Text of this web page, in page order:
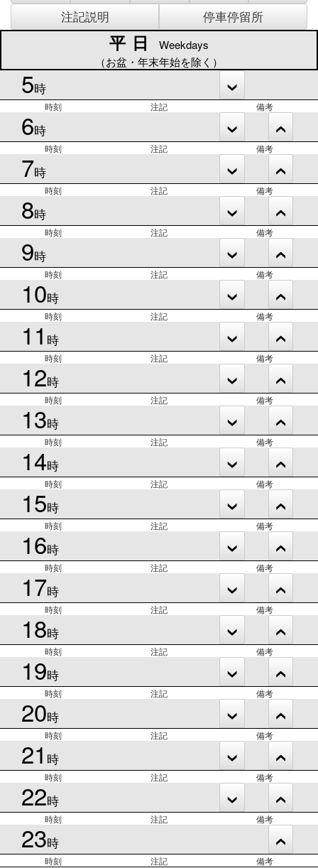
注記説明
停車停留所
平日
Weekdays
（お盆・年末年始を除く）
5時
時刻 注記 備考
6時
時刻 注記 備考
7時
時刻 注記 備考
8時
時刻 注記 備考
9時
時刻 注記 備考
10時
時刻 注記 備考
11 時
時刻 注記 備考
12時
時刻 注記 備考
13時
時刻 注記 備考
14時
時刻 注記 備考
15時
時刻 注記 備考
16時
時刻 注記 備考
17時
時刻 注記 備考
18時
時刻 注記 備考
19時
時刻 注記 備考
20時
時刻 注記 備考
21 時
時刻 注記 備考
22時
時刻 注記 備考
23時
時刻 注記 備考